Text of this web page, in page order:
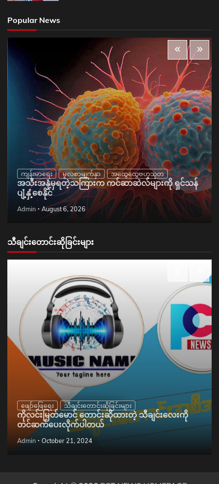
Popular News
ကျန်းမာရေး မူလစာမျက်နှာ အထွေထွေဗဟုသုတ
အသီးအနှံမှရတဲ့သကြားက ကင်ဆာဆဲလ်များကို ရှင်သန်
ပျံ့နှံ့စေနိုင်
Admin August 6, 2026
သီချင်းတောင်းဆိုခြင်းများ
ဖျော်ဖြေရေး သီချင်းတောင်းဆိုခြင်းများ
ကိုလင်းမြတ်မောင် တောင်းဆိုထားတဲ့ သီချင်းလေးကို
တင်ဆက်ပေးလိုက်ပါတယ်
Admin October 21, 2024